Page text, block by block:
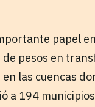
papel
pesos en
las cuencas
a 194